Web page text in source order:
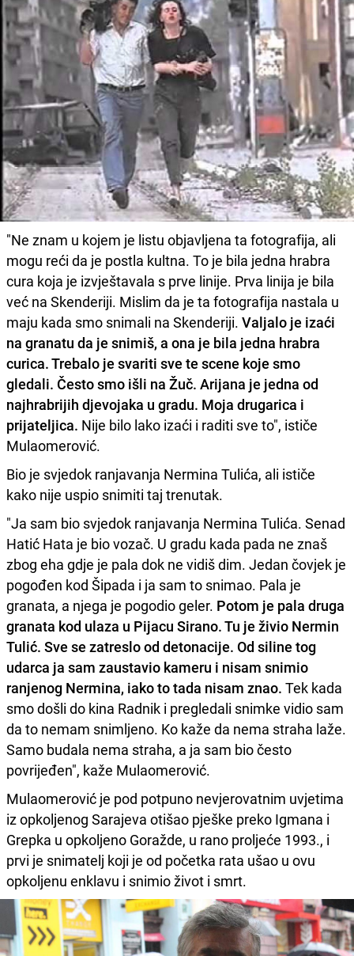
"Ne znam u kojem je listu objavljena ta fotografija, ali
mogu reći da je postla kultna. To je bila jedna hrabra
cura koja je izvještavala s prve linije. Prva linija je bila
već na Skenderiji. Mislim da je ta fotografija nastala u
maju kada smo snimali na Skenderiji. Valjalo je izaći
na granatu da je snimiš, a ona je bila jedna hrabra
curica. Trebalo je svariti sve te scene koje smo
gledali. Često smo išli na Žuč. Arijana je jedna od
najhrabrijih djevojaka u gradu. Moja drugarica i
prijateljica. Nije bilo lako izaći i raditi sve to", ističe
Mulaomerović.
Bio je svjedok ranjavanja Nermina Tulića, ali ističe
kako nije uspio snimiti taj trenutak.
"Ja sam bio svjedok ranjavanja Nermina Tulića. Senad
Hatić Hata je bio vozač. U gradu kada pada ne znaš
zbog eha gdje je pala dok ne vidiš dim. Jedan čovjek je
pogođen kod Šipada i ja sam to snimao. Pala je
granata, a njega je pogodio geler. Potom je pala druga
granata kod ulaza u Pijacu Sirano. Tu je živio Nermin
Tulić. Sve se zatreslo od detonacije. Od siline tog
udarca ja sam zaustavio kameru i nisam snimio
ranjenog Nermina, iako to tada nisam znao. Tek kada
smo došli do kina Radnik i pregledali snimke vidio sam
da to nemam snimljeno. Ko kaže da nema straha laže.
Samo budala nema straha, a ja sam bio često
povrijeđen", kaže Mulaomerović.
Mulaomerović je pod potpuno nevjerovatnim uvjetima
iz opkoljenog Sarajeva otišao pješke preko Igmana i
Grepka u opkoljeno Goražde, u rano proljeće 1993., i
prvi je snimatelj koji je od početka rata ušao u ovu
opkoljenu enklavu i snimio život i smrt.